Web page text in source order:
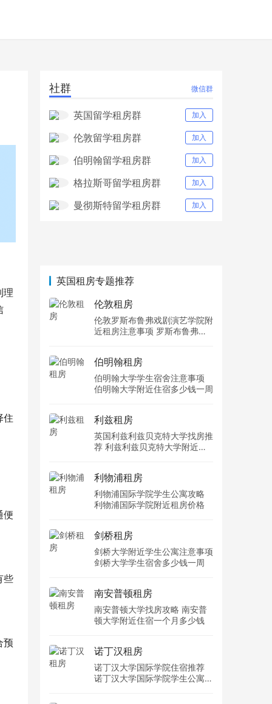
理
住
便
些
预
社群 微信群
英国留学租房群 加入
伦敦留学租房群 加入
伯明翰留学租房群 加入
格拉斯哥留学租房群 加入
曼彻斯特留学租房群 加入
英国租房专题推荐
伦敦租房
伦敦罗斯布鲁弗戏剧演艺学院附
近租房注意事项 罗斯布鲁弗戏
伯明翰租房
伯明翰大学学生宿舍注意事项
伯明翰大学附近住宿多少钱一周
利兹租房
英国利兹利兹贝克特大学找房推
荐 利兹利兹贝克特大学附近住
利物浦租房
利物浦国际学院学生公寓攻略
利物浦国际学院附近租房价格
剑桥租房
剑桥大学附近学生公寓注意事项
剑桥大学学生宿舍多少钱一周
南安普顿租房
南安普顿大学找房攻略 南安普
顿大学附近住宿一个月多少钱
诺丁汉租房
诺丁汉大学国际学院住宿推荐
诺丁汉大学国际学院学生公寓多